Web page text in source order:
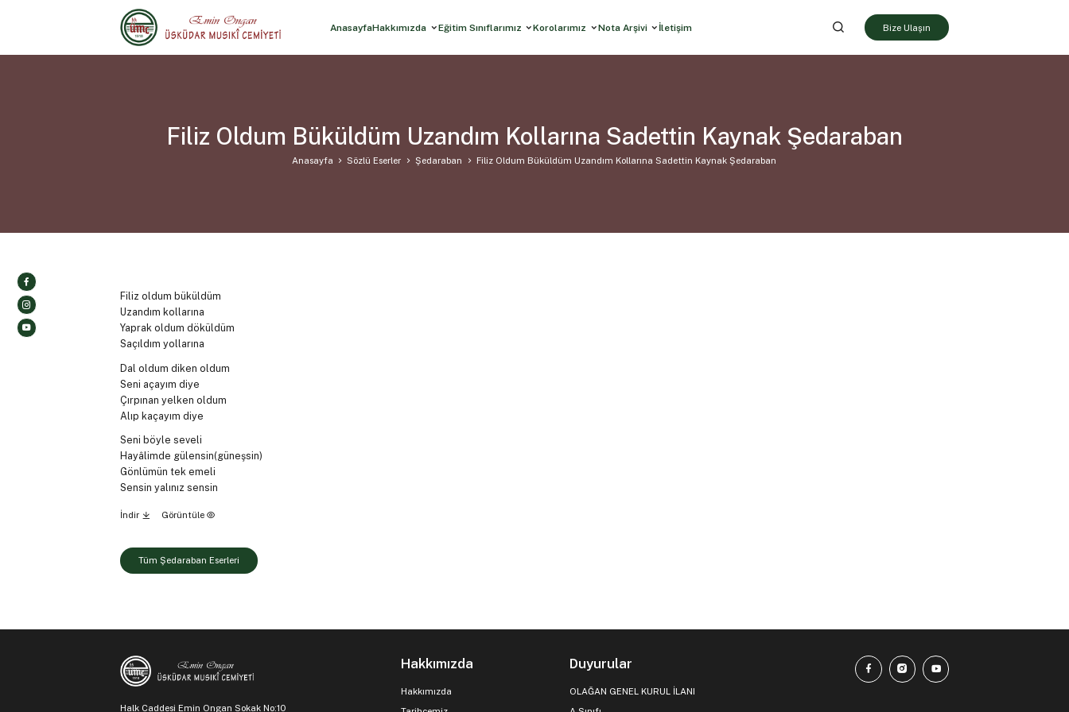
AnasayfaHakkımızda Eğitim Sınıflarımız Korolarımız Nota Arşivi İletişim Bize Ulaşın
Filiz Oldum Büküldüm Uzandım Kollarına Sadettin Kaynak Şedaraban
Anasayfa Sözlü Eserler Şedaraban Filiz Oldum Büküldüm Uzandım Kollarına Sadettin Kaynak Şedaraban
Filiz oldum büküldüm
Uzandım kollarına
Yaprak oldum döküldüm
Saçıldım yollarına
Dal oldum diken oldum
Seni açayım diye
Çırpınan yelken oldum
Alıp kaçayım diye
Seni böyle seveli
Hayâlimde gülensin(güneşsin)
Gönlümün tek emeli
Sensin yalınız sensin
İndir Görüntüle
Tüm Şedaraban Eserleri
Halk Caddesi Emin Ongan Sokak No:10
Hakkımızda
Hakkımızda
Duyurular
OLAĞAN GENEL KURUL İLANI